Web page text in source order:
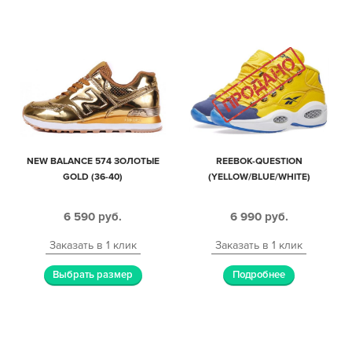
NEW BALANCE 574 ЗОЛОТЫЕ
GOLD (36-40)
6 590 руб.
Заказать в 1 клик
Выбрать размер
REEBOK-QUESTION
(YELLOW/BLUE/WHITE)
6 990 руб.
Заказать в 1 клик
Подробнее